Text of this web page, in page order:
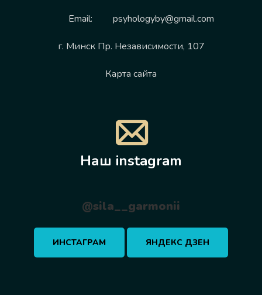
Email: psyhologyby@gmail.com
г. Минск Пр. Независимости, 107
Карта сайта
Наш instagram
@sila__garmonii
ИНСТАГРАМ ЯНДЕКС ДЗЕН